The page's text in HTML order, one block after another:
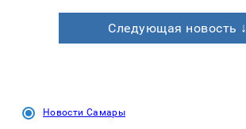
Следующая новость ↓
Новости Самары